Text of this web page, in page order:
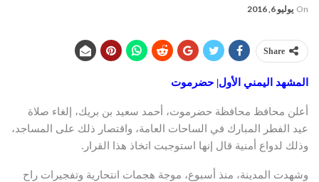
On يوليو 6, 2016
Share
المشهد اليمني الأول| حضرموت
أعلن محافظ محافظة حضرموت، أحمد سعيد بن بريك، إلغاء صلاة
عيد الفطر المبارك في الساحات العامة، واقتصار ذلك على المساجد،
وذلك لدواع أمنية قال إنها استوجبت اتخاذ هذا القرار.
وشهدت المدينة، منذ أسبوع، موجة هجمات انتحارية وتفجيرات راح